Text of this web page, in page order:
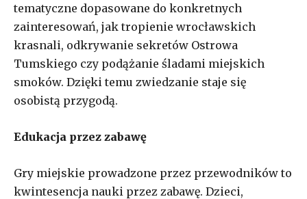
tematyczne dopasowane do konkretnych
zainteresowań, jak tropienie wrocławskich
krasnali, odkrywanie sekretów Ostrowa
Tumskiego czy podążanie śladami miejskich
smoków. Dzięki temu zwiedzanie staje się
osobistą przygodą.
Edukacja przez zabawę
Gry miejskie prowadzone przez przewodników to
kwintesencja nauki przez zabawę. Dzieci,